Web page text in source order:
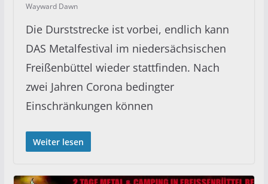
Wayward Dawn
Die Durststrecke ist vorbei, endlich kann
DAS Metalfestival im niedersächsischen
Freißenbüttel wieder stattfinden. Nach
zwei Jahren Corona bedingter
Einschränkungen können
Weiter lesen